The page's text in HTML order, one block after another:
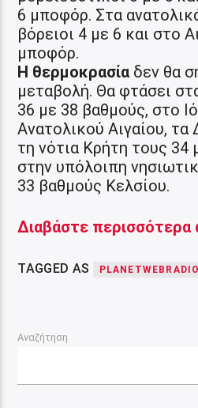
6 μποφόρ. Στα
βόρειοι 4 με 6 και στο
μποφόρ.
Η θερμοκρασία δεν θα
μεταβολή. Θα φτάσει
36 με 38 βαθμούς, στο
Ανατολικού Αιγαίου,
τη νότια Κρήτη τους 34
στην υπόλοιπη
33 βαθμούς Κελσίου.
Διαβάστε περισσότερα
TAGGED AS
Αναζήτηση